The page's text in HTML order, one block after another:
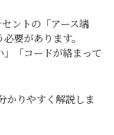
ントの「アース端
要があります。
「コードが絡まって
かりやすく解説しま